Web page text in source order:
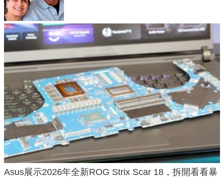
Asus展示2026年全新ROG Strix Scar 18，拆開看看暴